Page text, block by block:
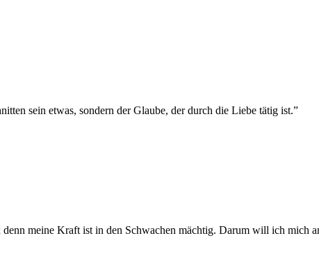
sein etwas, sondern der Glaube, der durch die Liebe tätig ist.”
meine Kraft ist in den Schwachen mächtig. Darum will ich mich